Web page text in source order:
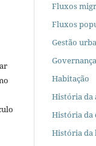
Fluxos
Fluxos
Gestão
Habitação
História
História da
História da